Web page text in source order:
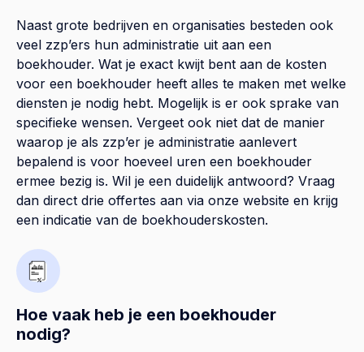
Naast grote bedrijven en organisaties besteden ook
veel zzp’ers hun administratie uit aan een
boekhouder. Wat je exact kwijt bent aan de kosten
voor een boekhouder heeft alles te maken met welke
diensten je nodig hebt. Mogelijk is er ook sprake van
specifieke wensen. Vergeet ook niet dat de manier
waarop je als zzp’er je administratie aanlevert
bepalend is voor hoeveel uren een boekhouder
ermee bezig is. Wil je een duidelijk antwoord? Vraag
dan direct drie offertes aan via onze website en krijg
een indicatie van de boekhouderskosten.
Hoe vaak heb je een boekhouder
nodig?